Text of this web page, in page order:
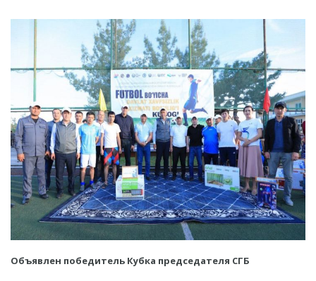
Объявлен победитель Кубка председателя СГБ